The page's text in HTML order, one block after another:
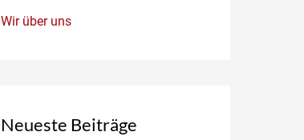
Wir über uns
Neueste Beiträge